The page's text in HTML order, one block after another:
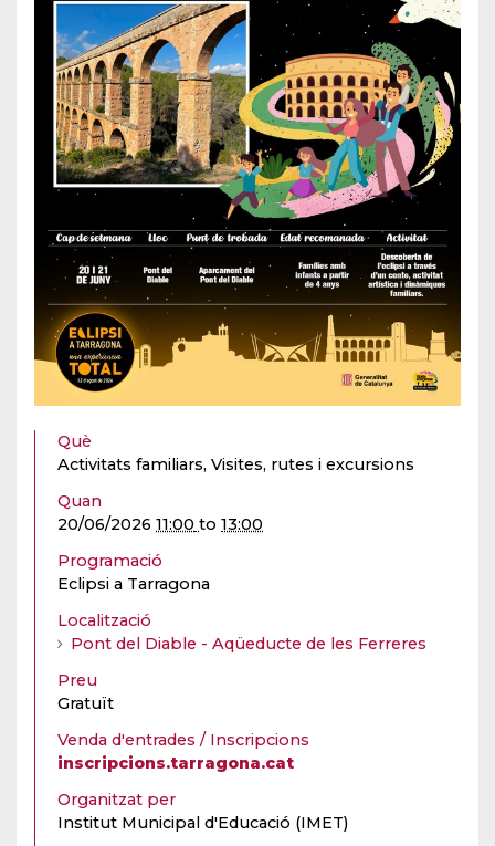
Què
Activitats familiars, Visites, rutes i excursions
Quan
20/06/2026 11:00 to 13:00
Programació
Eclipsi a Tarragona
Localització
Pont del Diable - Aqüeducte de les Ferreres
Preu
Gratuït
Venda d'entrades / Inscripcions
inscripcions.tarragona.cat
Organitzat per
Institut Municipal d'Educació (IMET)